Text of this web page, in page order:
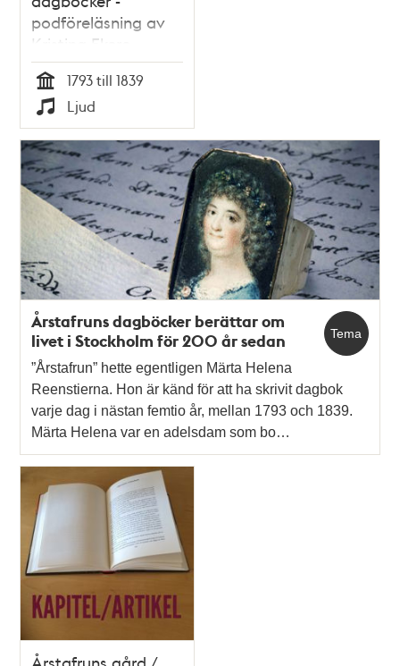
podföreläsning av
Kristina Ekero
Eriksson
Tid
1793 till 1839
Typ
Ljud
Tema
Årstafruns dagböcker berättar om
livet i Stockholm för 200 år sedan
”Årstafrun” hette egentligen Märta Helena
Reenstierna. Hon är känd för att ha skrivit dagbok
varje dag i nästan femtio år, mellan 1793 och 1839.
Märta Helena var en adelsdam som bo…
Årstafruns gård /